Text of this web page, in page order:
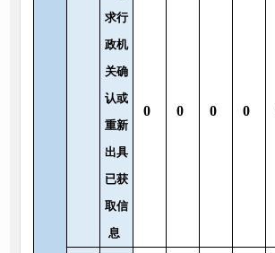
求行
政机
关确
认或
重新
出具
已获
取信
息
0 0 0 0